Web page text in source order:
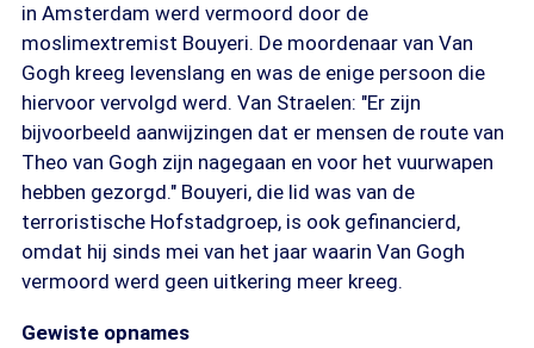
in Amsterdam werd vermoord door de
moslimextremist Bouyeri. De moordenaar van Van
Gogh kreeg levenslang en was de enige persoon die
hiervoor vervolgd werd. Van Straelen: "Er zijn
bijvoorbeeld aanwijzingen dat er mensen de route van
Theo van Gogh zijn nagegaan en voor het vuurwapen
hebben gezorgd." Bouyeri, die lid was van de
terroristische Hofstadgroep, is ook gefinancierd,
omdat hij sinds mei van het jaar waarin Van Gogh
vermoord werd geen uitkering meer kreeg.
Gewiste opnames